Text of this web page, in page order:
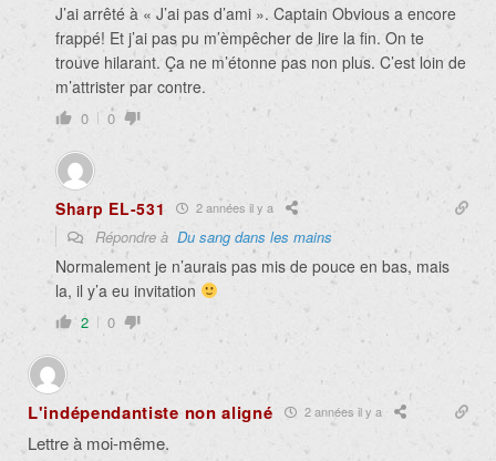
J’ai arrêté à « J’ai pas d’ami ». Captain Obvious a encore
frappé! Et j’ai pas pu m’èmpêcher de lire la fin. On te
trouve hilarant. Ça ne m’étonne pas non plus. C’est loin de
m’attrister par contre.
0 0
Sharp EL-531 2 années il y a
Répondre à Du sang dans les mains
Normalement je n’aurais pas mis de pouce en bas, mais
la, il y’a eu invitation
2 0
L'indépendantiste non aligné 2 années il y a
Lettre à moi-même.